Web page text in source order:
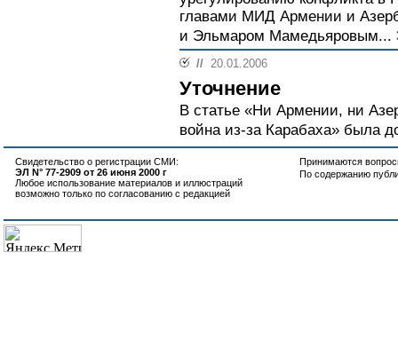
главами МИД Армении и
и Эльмаром Мамедьяровым...
// 20.01.2006
Уточнение
В статье «Ни Армении, ни
война из-за Карабаха» была
Свидетельство о регистрации СМИ:
ЭЛ N° 77-2909 от 26 июня 2000 г
Любое использование материалов и иллюстраций
возможно только по согласованию с редакцией
Принимаются
По содержанию